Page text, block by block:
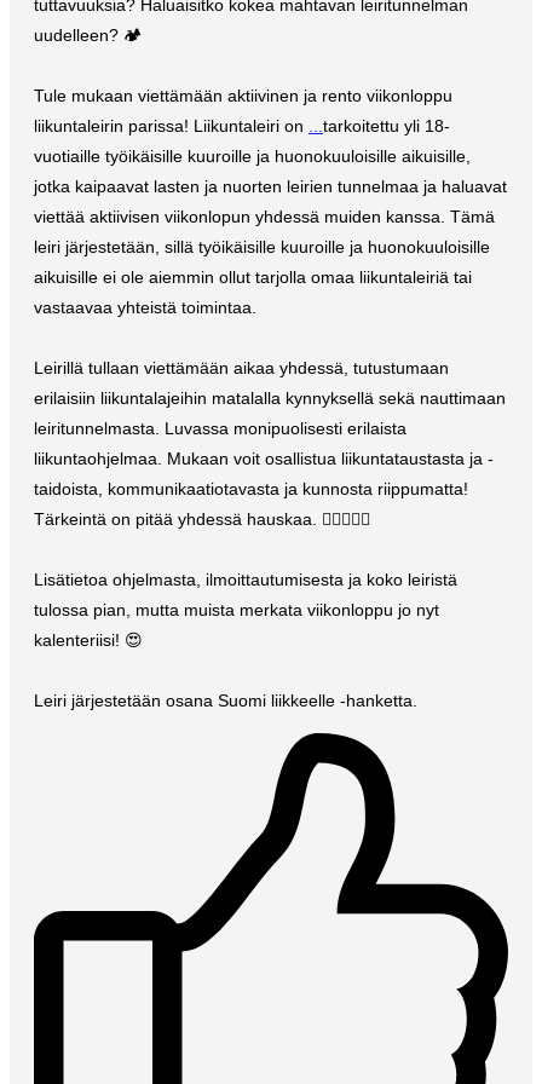
tuttavuuksia? Haluaisitko kokea mahtavan leiritunnelman
uudelleen? 🏕️
Tule mukaan viettämään aktiivinen ja rento viikonloppu
liikuntaleirin parissa! Liikuntaleiri on ...tarkoitettu yli 18-
vuotiaille työikäisille kuuroille ja huonokuuloisille aikuisille,
jotka kaipaavat lasten ja nuorten leirien tunnelmaa ja haluavat
viettää aktiivisen viikonlopun yhdessä muiden kanssa. Tämä
leiri järjestetään, sillä työikäisille kuuroille ja huonokuuloisille
aikuisille ei ole aiemmin ollut tarjolla omaa liikuntaleiriä tai
vastaavaa yhteistä toimintaa.
Leirillä tullaan viettämään aikaa yhdessä, tutustumaan
erilaisiin liikuntalajeihin matalalla kynnyksellä sekä nauttimaan
leiritunnelmasta. Luvassa monipuolisesti erilaista
liikuntaohjelmaa. Mukaan voit osallistua liikuntataustasta ja -
taidoista, kommunikaatiotavasta ja kunnosta riippumatta!
Tärkeintä on pitää yhdessä hauskaa. 🏊‍♀️🏋️‍♀️⛹️
Lisätietoa ohjelmasta, ilmoittautumisesta ja koko leiristä
tulossa pian, mutta muista merkata viikonloppu jo nyt
kalenteriisi! 😍
Leiri järjestetään osana Suomi liikkeelle -hanketta.